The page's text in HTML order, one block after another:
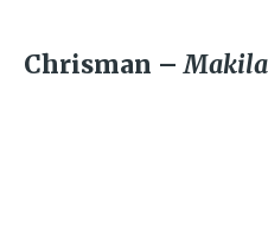
Chrisman –Makila